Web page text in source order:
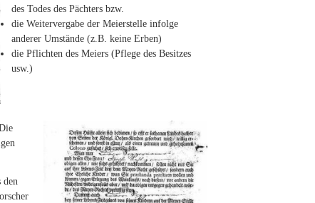
des Todes des Pächters bzw.
die Weitervergabe der Meierstelle infolge
anderer Umstände (z.B. keine Erben)
die Pflichten des Meiers (Pflege des Besitzes
usw.)
den